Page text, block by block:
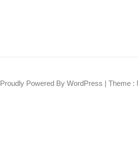
Proudly Powered By WordPress | Theme :